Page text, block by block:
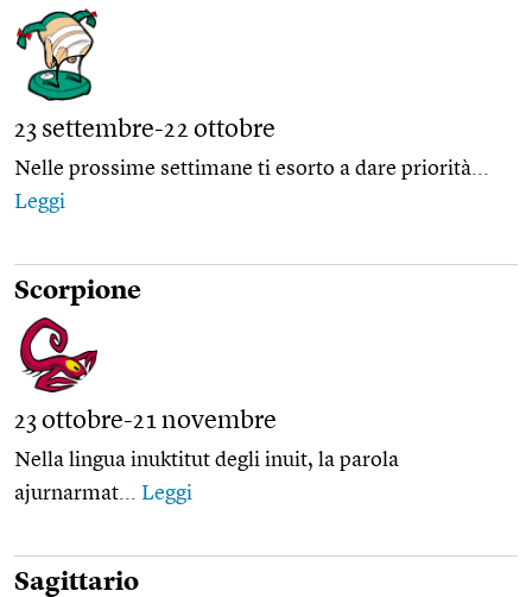
23 settembre-22 ottobre
Nelle prossime settimane ti esorto a dare priorità...
Leggi
Scorpione
23 ottobre-21 novembre
Nella lingua inuktitut degli inuit, la parola
ajurnarmat... Leggi
Sagittario